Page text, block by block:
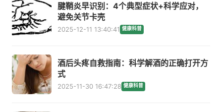
腱鞘炎早识别：4个典型症状+科学应对，
避免关节卡壳
2025-12-11 13:40:41 健康科普
酒后头疼自救指南：科学解酒的正确打开方
式
2025-11-30 16:47:28 健康科普